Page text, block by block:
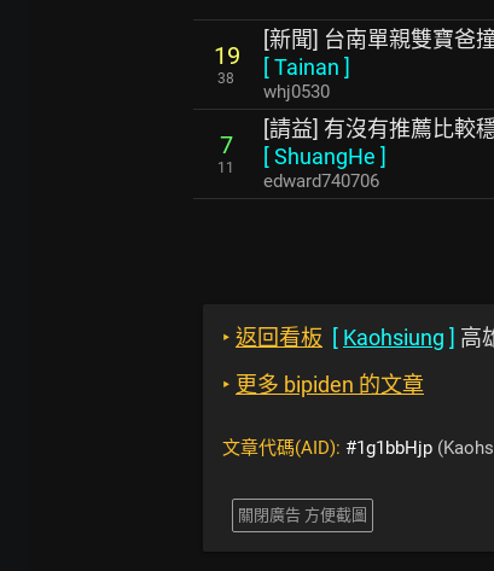
19
38
[新聞] 台南單親雙寶爸
[Tainan ]
whj0530
7
11
[請益] 有沒有推薦比較
[ShuangHe ]
edward740706
‣ 返回看板 [ Kaohsiung ] 高
‣ 更多 bipiden 的文章
文章代碼(AID): #1g1bbHjp
關閉廣告 方便截圖